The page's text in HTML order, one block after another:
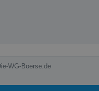
WG-Boerse.de